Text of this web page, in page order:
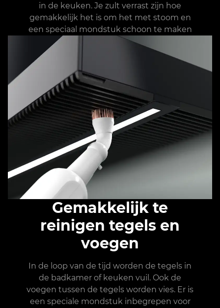
in de keuken. Je zult verrast zijn hoe
gemakkelijk het is om het met stoom en
een speciaal mondstuk schoon te maken
Gemakkelijk te
reinigen tegels en
voegen
In de loop van de tijd worden de tegels in
de badkamer of keuken vuil. Ook de
voegen tussen de tegels worden vies. Er is
een speciale mondstuk inbegrepen voor